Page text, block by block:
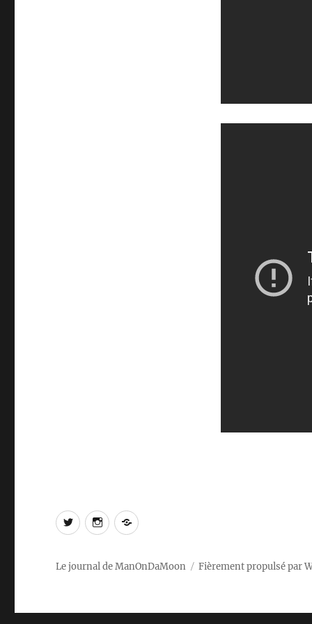
TwitterInstagram
Log
Le journal de ManOnDaMoon Fièrement propulsé par